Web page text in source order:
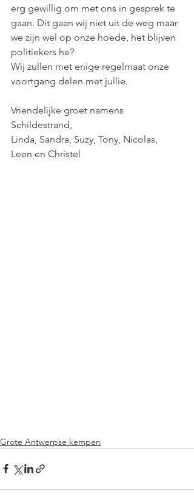
erg gewillig om met ons in gesprek te
gaan. Dit gaan wij niet uit de weg maar
we zijn wel op onze hoede, het blijven
politiekers he?
Wij zullen met enige regelmaat onze
voortgang delen met jullie.
Vriendelijke groet namens
Schildestrand,
Linda, Sandra, Suzy, Tony, Nicolas,
Leen en Christel
Grote Antwerpse kempen